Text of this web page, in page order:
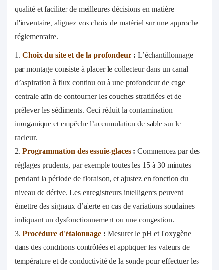
qualité et faciliter de meilleures décisions en matière
d'inventaire, alignez vos choix de matériel sur une approche
réglementaire.
1. Choix du site et de la profondeur : L’échantillonnage
par montage consiste à placer le collecteur dans un canal
d’aspiration à flux continu ou à une profondeur de cage
centrale afin de contourner les couches stratifiées et de
prélever les sédiments. Ceci réduit la contamination
inorganique et empêche l’accumulation de sable sur le
racleur.
2. Programmation des essuie-glaces : Commencez par des
réglages prudents, par exemple toutes les 15 à 30 minutes
pendant la période de floraison, et ajustez en fonction du
niveau de dérive. Les enregistreurs intelligents peuvent
émettre des signaux d’alerte en cas de variations soudaines
indiquant un dysfonctionnement ou une congestion.
3. Procédure d'étalonnage : Mesurer le pH et l'oxygène
dans des conditions contrôlées et appliquer les valeurs de
température et de conductivité de la sonde pour effectuer les